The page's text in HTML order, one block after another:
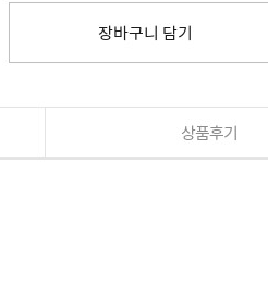
장바구니 담기
상품후기